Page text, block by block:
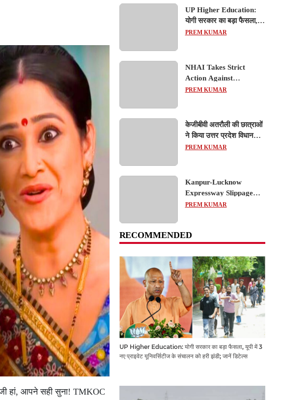
हां, आपने सही सुना! TMKOC
UP Higher Education:
योगी सरकार का बड़ा फैसला,
यूपी में 3 नए प्राइवेट
PREM KUMAR
NHAI Takes Strict
Action Against
Concessionaire,
Expressway Issues
PREM KUMAR
केजीबीवी अतरौली की छात्राओं
ने किया उत्तर प्रदेश विधानसभा
का शैक्षिक भ्रमण, लोकतांत्रिक
PREM KUMAR
Kanpur-Lucknow
Expressway Slippage
Action: कानपुर-लखनऊ
और कंपनियों पर गिरी गाज,
PREM KUMAR
RECOMMENDED
UP Higher Education: योगी सरकार का बड़ा फैसला, यूपी में 3
नए प्राइवेट यूनिवर्सिटीज के संचालन को हरी झंडी; जानें डिटेल्स